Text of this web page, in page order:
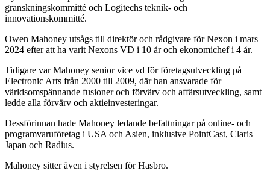
granskningskommitté och Logitechs teknik- och
innovationskommitté.
Owen Mahoney utsågs till direktör och rådgivare för Nexon i mars
2024 efter att ha varit Nexons VD i 10 år och ekonomichef i 4 år.
Tidigare var Mahoney senior vice vd för företagsutveckling på
Electronic Arts från 2000 till 2009, där han ansvarade för
världsomspännande fusioner och förvärv och affärsutveckling, samt
ledde alla förvärv och aktieinvesteringar.
Dessförinnan hade Mahoney ledande befattningar på online- och
programvaruföretag i USA och Asien, inklusive PointCast, Claris
Japan och Radius.
Mahoney sitter även i styrelsen för Hasbro.